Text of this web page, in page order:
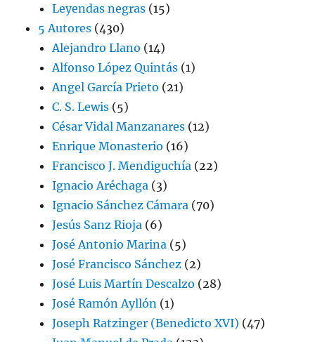
Leyendas negras (15)
5 Autores (430)
Alejandro Llano (14)
Alfonso López Quintás (1)
Angel García Prieto (21)
C. S. Lewis (5)
César Vidal Manzanares (12)
Enrique Monasterio (16)
Francisco J. Mendiguchía (22)
Ignacio Aréchaga (3)
Ignacio Sánchez Cámara (70)
Jesús Sanz Rioja (6)
José Antonio Marina (5)
José Francisco Sánchez (2)
José Luis Martín Descalzo (28)
José Ramón Ayllón (1)
Joseph Ratzinger (Benedicto XVI) (47)